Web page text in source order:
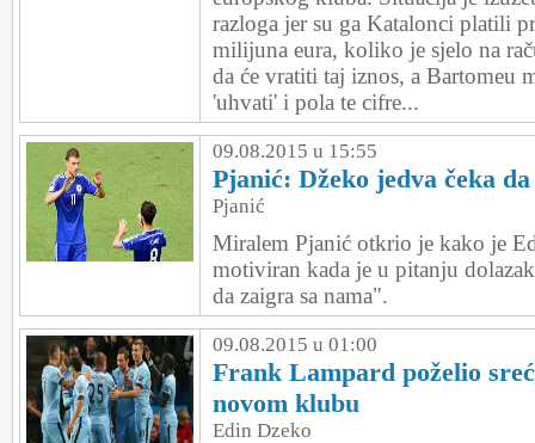
razloga jer su ga Katalonci platili
milijuna eura, koliko je sjelo na
da će vratiti taj iznos, a Bartomeu
'uhvati' i pola te cifre...
09.08.2015 u 15:55
Pjanić: Džeko jedva čeka
Pjanić
Miralem Pjanić otkrio je kako je
motiviran kada je u pitanju
da zaigra sa nama".
09.08.2015 u 01:00
Frank Lampard poželio
novom klubu
Edin Dzeko